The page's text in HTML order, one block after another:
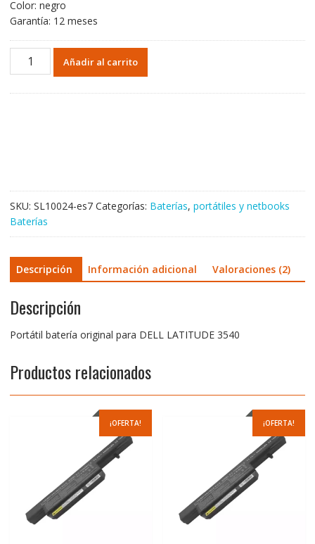
Color: negro
Garantía: 12 meses
Portátil
batería
Añadir al carrito
SKU: SL10024-es7 Categorías: Baterías, portátiles y netbooks
Baterías
Descripción Información adicional Valoraciones (2)
Descripción
Portátil batería original para DELL LATITUDE 3540
Productos relacionados
¡OFERTA! ¡OFERTA!